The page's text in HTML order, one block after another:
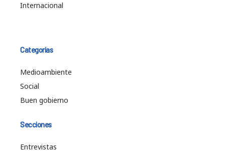
Internacional
Categorías
Medioambiente
Social
Buen gobierno
Secciones
Entrevistas